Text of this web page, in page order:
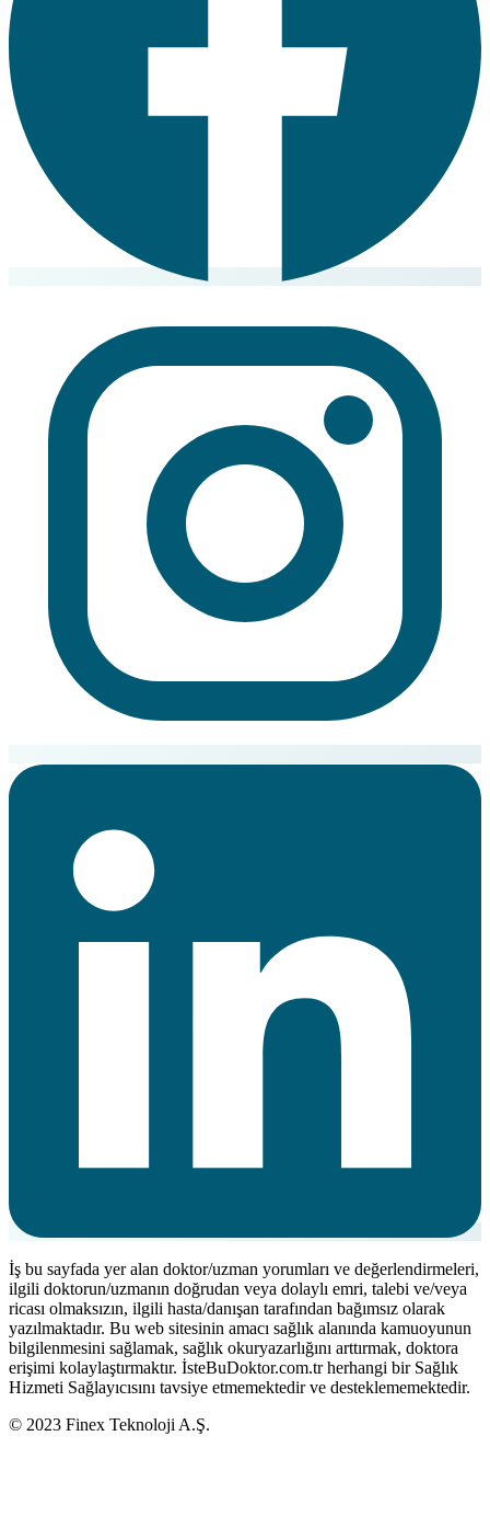
İş bu sayfada yer alan doktor/uzman yorumları ve değerlendirmeleri,
ilgili doktorun/uzmanın doğrudan veya dolaylı emri, talebi ve/veya
ricası olmaksızın, ilgili hasta/danışan tarafından bağımsız olarak
yazılmaktadır. Bu web sitesinin amacı sağlık alanında kamuoyunun
bilgilenmesini sağlamak, sağlık okuryazarlığını arttırmak, doktora
erişimi kolaylaştırmaktır. İsteBuDoktor.com.tr herhangi bir Sağlık
Hizmeti Sağlayıcısını tavsiye etmemektedir ve desteklememektedir.
© 2023 Finex Teknoloji A.Ş.